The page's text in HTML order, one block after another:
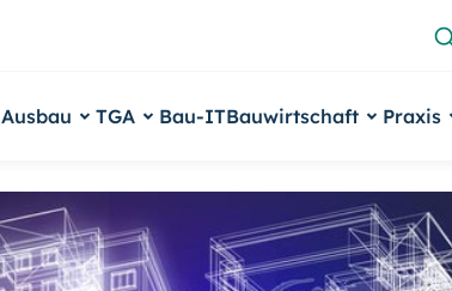
Ausbau TGA Bau-ITBauwirtschaft Praxis